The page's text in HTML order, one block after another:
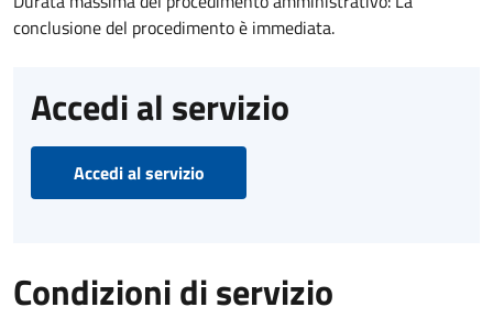
conclusione del procedimento è immediata.
Accedi al servizio
Accedi al servizio
Condizioni di servizio